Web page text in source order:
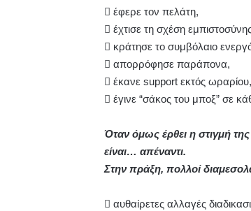
 έφερε τον πελάτη,
 έχτισε τη σχέση
 κράτησε το συμβόλαιο
 απορρόφησε παράπονα,
 έκανε support εκτός ωραρίου,
 έγινε “σάκος του μποξ” σε
Όταν όμως έρθει η στιγμή
είναι… απέναντι.
Στην πράξη, πολλοί
 αυθαίρετες αλλαγές